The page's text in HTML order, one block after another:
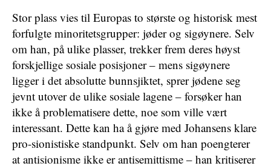
Stor plass vies til Europas to største og historisk mest
forfulgte minoritetsgrupper: jøder og sigøynere. Selv
om han, på ulike plasser, trekker frem deres høyst
forskjellige sosiale posisjoner – mens sigøynere
ligger i det absolutte bunnsjiktet, sprer jødene seg
jevnt utover de ulike sosiale lagene – forsøker han
ikke å problematisere dette, noe som ville vært
interessant. Dette kan ha å gjøre med Johansens klare
pro-sionistiske standpunkt. Selv om han poengterer
at antisionisme ikke er antisemittisme – han kritiserer